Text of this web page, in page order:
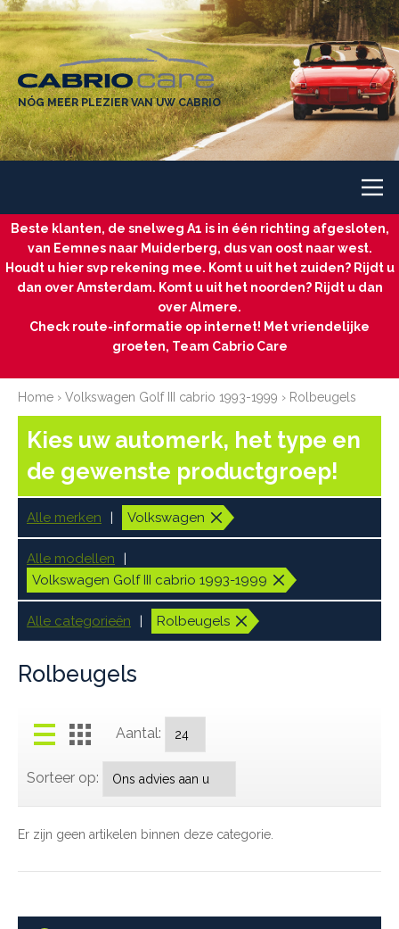
NÓG MEER PLEZIER VAN UW CABRIO
Beste klanten, de snelweg A1 is in één richting afgesloten,
van Eemnes naar Muiderberg, dus van oost naar west.
Houdt u hier svp rekening mee. Komt u uit het zuiden? Rijdt u
dan over Amsterdam. Komt u uit het noorden? Rijdt u dan
over Almere.
Check route-informatie op internet! Met vriendelijke
groeten, Team Cabrio Care
Home › Volkswagen Golf III cabrio 1993-1999 › Rolbeugels
Kies uw automerk, het type en
de gewenste productgroep!
Alle merken Volkswagen
Alle modellen
Volkswagen Golf III cabrio 1993-1999
Alle categorieën Rolbeugels
Rolbeugels
Aantal:
Sorteer op:
Er zijn geen artikelen binnen deze categorie.